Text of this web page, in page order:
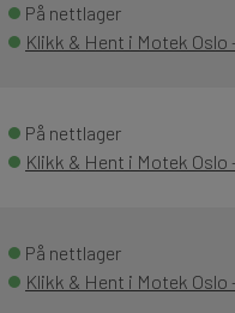
På nettlager
Klikk & Hent i Motek Oslo
På nettlager
Klikk & Hent i Motek Oslo
På nettlager
Klikk & Hent i Motek Oslo